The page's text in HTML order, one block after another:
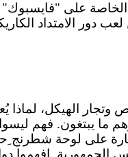
على "فايسبوك"
الامتداد
الهيكل، لماذا
ما يبتغون. فهم
حجارة على لوحة شطرنج
الجمهورية. إفهموا